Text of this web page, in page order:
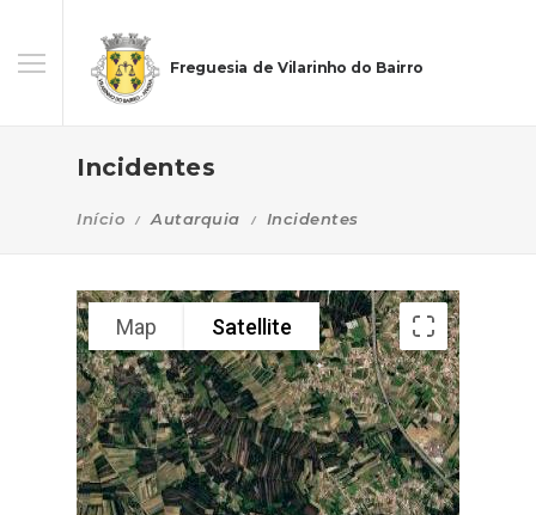
Freguesia de Vilarinho do Bairro
Incidentes
Início Autarquia Incidentes
Map Satellite